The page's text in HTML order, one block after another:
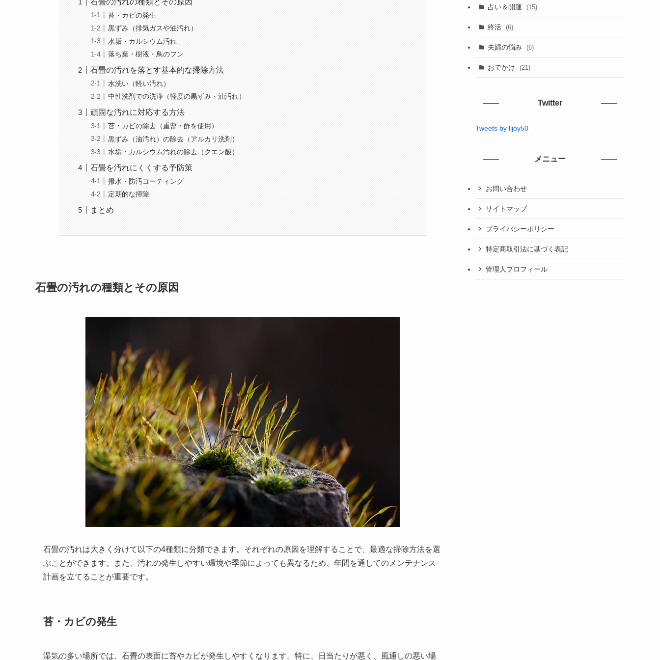
石畳の汚れの種類とその原因
苔・カビの発生
黒ずみ（排気ガスや油汚れ）
水垢・カルシウム汚れ
落ち葉・樹液・鳥のフン
石畳の汚れを落とす基本的な掃除方法
水洗い（軽い汚れ）
中性洗剤での洗浄（軽度の黒ずみ・油汚れ）
頑固な汚れに対応する方法
苔・カビの除去（重曹・酢を使用）
黒ずみ（油汚れ）の除去（アルカリ洗剤）
水垢・カルシウム汚れの除去（クエン酸）
石畳を汚れにくくする予防策
撥水・防汚コーティング
定期的な掃除
まとめ
石畳の汚れの種類とその原因
石畳の汚れは大きく分けて以下の4種類に分類できます。それぞれの原因を理解することで、最適な掃除方法を選
ぶことができます。また、汚れの発生しやすい環境や季節によっても異なるため、年間を通してのメンテナンス
計画を立てることが重要です。
苔・カビの発生
湿気の多い場所では、石畳の表面に苔やカビが発生しやすくなります。特に、日当たりが悪く、風通しの悪い場
占い＆開運 (15)
終活 (6)
夫婦の悩み (6)
おでかけ (21)
Twitter
Tweets by lijoy50
メニュー
お問い合わせ
サイトマップ
プライバシーポリシー
特定商取引法に基づく表記
管理人プロフィール